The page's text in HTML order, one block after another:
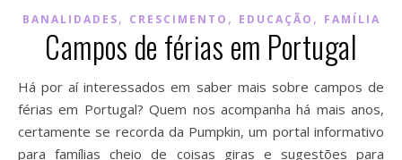
BANALIDADES, CRESCIMENTO , EDUCAÇÃO , FAMÍLIA
Campos de férias em Portugal
Há por aí interessados em saber mais sobre campos de
férias em Portugal? Quem nos acompanha há mais anos,
certamente se recorda da Pumpkin, um portal informativo
para famílias cheio de coisas giras e sugestões para